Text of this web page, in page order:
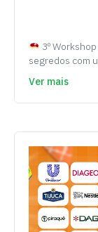
3º
segredos com
Ver mais